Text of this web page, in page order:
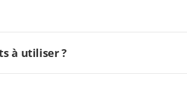
à utiliser ?